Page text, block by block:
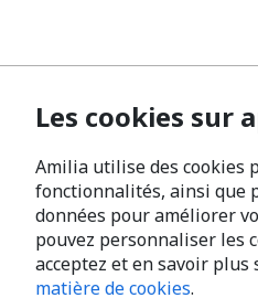
Les cookies sur
Amilia utilise des cookies
fonctionnalités, ainsi que
données pour améliorer
pouvez personnaliser les
acceptez et en savoir plus
matière de cookies.